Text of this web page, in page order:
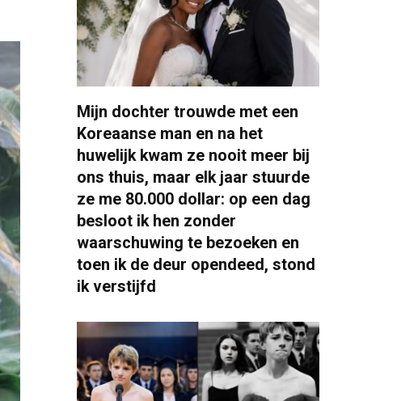
Mijn dochter trouwde met een
Koreaanse man en na het
huwelijk kwam ze nooit meer bij
ons thuis, maar elk jaar stuurde
ze me 80.000 dollar: op een dag
besloot ik hen zonder
waarschuwing te bezoeken en
toen ik de deur opendeed, stond
ik verstijfd